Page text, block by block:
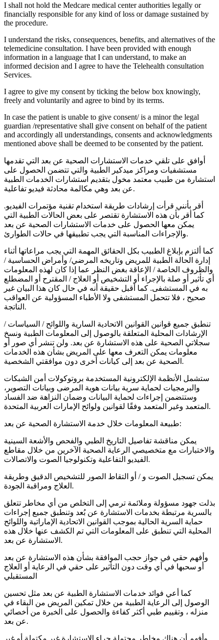
I shall not hold the Medcare medical center authorities legally or
financially responsible for any kind of loss or damage sustained by
the procedure.
I understand the risks, consequences, benefits, and alternatives of the
telemedicine consultation. I have been provided with enough
information in a language that I can understand, to make an
informed decision and I agree to have the Telehealth consultation
Services.
I agree to give my consent by ticking the below box knowingly,
freely and voluntarily and agree to bind by its terms.
In case the patient is unable to give consent/ is a minor the legal
guardian /representative shall give consent on behalf of the patient
and accordingly all understandings, consents and acknowledgments
mentioned above shall be deemed to be consented by the patient.
أوافق على تلقي خدمات الاستشارات الصحية عن بعد التي تقدمها
مستشفيات ومراكز ميدكير الطبية والتي تتضمن الحصول على
استشارة من طبيب معتمد مخول بتقديم استشارات الخدمات الطبية
عن بعد وهي مكالمة محادثة فيديو تفاعلية.
أقر بأنني قرأت إرشادات طريقة استخدام تقنية مؤتمرات الفيديو.
كما أقر بأن هذه الاستشارة تقتصر على بعض الحالات الطبية التي
يمكن معها الحصول على خدمات الاستشارات الصحية عن بعد
والإجراءات المناسبة التي يجب تطبيقها في حالات الطوارئ.
كما ألتزم بإبلاغ الطبيب بكل الحقائق المهمة التي يجب مراعاتها أثناء
إدارة الحالة الطبية للمريض وتاريخه المرضي/ وأمراض الحساسية /
والظروف الخاصة / الإعاقة بغض النظر عما إذا كان لهذه المعلومات
أي تأثير أو صلة بالإجراء أو التشخيص أو العلاج / المقترح أو المضطلع
به في المستشفى. كما أقبل حقيقة أنه في حال كان هذا البيان غير
صحيح ، فلا تتحمل المستشفى ولا الأطباء المسؤولية عن العواقب
الناتجة.
تنطبق جميع قوانين القوانين الاتحادية السارية واللوائح / السياسات /
الإرشادات المحلية المتعلقة بالوصول إلى المعلومات الطبية ونسخ
سجلاتي الصحية على هذه الاستشارة عن بعد. ولن تنشر أي صور أو
معلومات يمكن التعرف معها على المريض بشأن هذه الخدمات
الصحية عن بعد إلى كيانات أخرى دون موافقتي الشخصية.
ستشمل الأنظمة الإلكترونية المستخدمة بروتوكولات أمن الشبكات
والبرمجيات لحماية سرية بيانات هوية المرضى وبيانات التصوير،
وستتضمن إجراءات لحماية البيانات وضمان النزاهة ضد الفساد
المتعمد وغير المتعمد وفقًا لقوانين ولوائح الإمارات العربية المتحدة.
طبيعة المعلومات خلال خدمة الاستشارة الصحية عن بعد:
يمكن مناقشة تفاصيل التاريخ الطبي والفحص والأشعة السينية
والاختبارات مع متخصيصي الرعاية الصحية الآخرين من خلال مقاطع
الفيديو التفاعلية وتكنولوجيا الصوت والاتصالات.
يمكن تسجيل الصوت و / أو التقاط الصور للتشخيص الدقيق وطريقة
العلاج ومراقبة الجودة.
بذلت جهود مسؤولة وملائمة ترمي إلى التخلص من أي مخاطر تتعلق
بالسرية مرتبطة بخدمات الاستشارة عن بُعد وتنطبق جميع إجراءات
حماية السرية الحالية بموجب القوانين الاتحادية الإماراتية واللوائح
المحلية التي تنطبق على المعلومات التي تم الكشف عنها خلال هذه
الاستشارة عن بعد.
وأفهم حقي في جواز حجب الموافقة بشأن هذه الاستشارة عن بعد
أو سحبها في أي وقت دون التأثير على حقي في الرعاية أو العلاج
المستقبلي
كما أعي فوائد خدمات الاستشارة الطبية عن بعد مثل تحسين
الوصول إلى الرعاية الطبية من خلال تمكين المريض من البقاء في
منزله ، وتقييم طبي أكثر كفاءة والحصول على الخبرة من أخصائي
عن بعد.
وأفهم أن هناك مخاطر محتملة جراء الاستشارة غير مكتملة أو غير